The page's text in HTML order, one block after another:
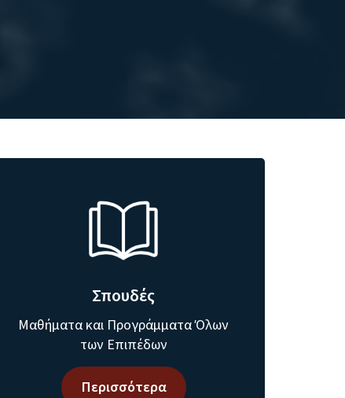
Σπουδές
Μαθήματα και Προγράμματα Όλων
των Επιπέδων
Περισσότερα